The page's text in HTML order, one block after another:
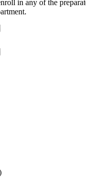
in any of the